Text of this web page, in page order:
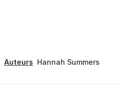
Auteurs Hannah Summers